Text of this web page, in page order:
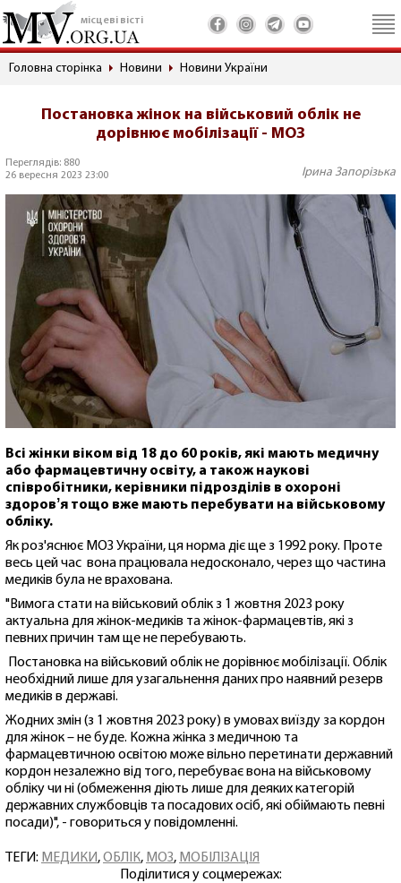
місцеві вісті
Головна сторінка Новини Новини України
Постановка жінок на військовий облік не
дорівнює мобілізації - МОЗ
Переглядів: 880
26 вересня 2023 23:00
Ірина Запорізька
Всі жінки віком від 18 до 60 років, які мають медичну
або фармацевтичну освіту, а також наукові
співробітники, керівники підрозділів в охороні
здоровʼя тощо вже мають перебувати на військовому
обліку.
Як роз'яснює МОЗ України, ця норма діє ще з 1992 року. Проте
весь цей час вона працювала недосконало, через що частина
медиків була не врахована.
"Вимога стати на військовий облік з 1 жовтня 2023 року
актуальна для жінок-медиків та жінок-фармацевтів, які з
певних причин там ще не перебувають.
Постановка на військовий облік не дорівнює мобілізації. Облік
необхідний лише для узагальнення даних про наявний резерв
медиків в державі.
Жодних змін (з 1 жовтня 2023 року) в умовах виїзду за кордон
для жінок – не буде. Кожна жінка з медичною та
фармацевтичною освітою може вільно перетинати державний
кордон незалежно від того, перебуває вона на військовому
обліку чи ні (обмеження діють лише для деяких категорій
державних службовців та посадових осіб, які обіймають певні
посади)", - говориться у повідомленні.
ТЕГИ: МЕДИКИ,ОБЛІК, МОЗ, МОБІЛІЗАЦІЯ
Поділитися у соцмережах: